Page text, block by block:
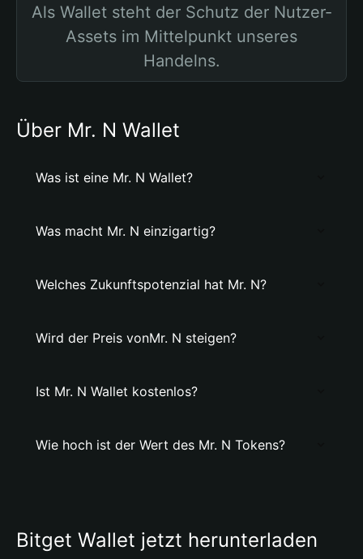
Als Wallet steht der Schutz der Nutzer-
Assets im Mittelpunkt unseres
Handelns.
Über Mr. N Wallet
Was ist eine Mr. N Wallet?
Was macht Mr. N einzigartig?
Welches Zukunftspotenzial hat Mr. N?
Wird der Preis vonMr. N steigen?
Ist Mr. N Wallet kostenlos?
Wie hoch ist der Wert des Mr. N Tokens?
Bitget Wallet jetzt herunterladen